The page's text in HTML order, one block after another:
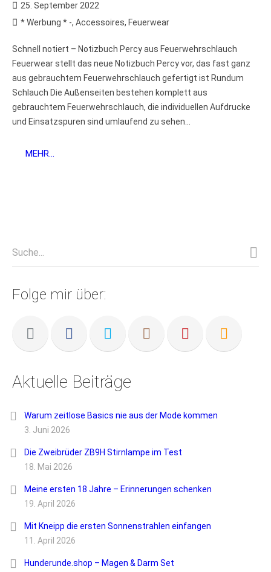
25. September 2022
* Werbung * -, Accessoires, Feuerwear
Schnell notiert – Notizbuch Percy aus Feuerwehrschlauch
Feuerwear stellt das neue Notizbuch Percy vor, das fast ganz
aus gebrauchtem Feuerwehrschlauch gefertigt ist Rundum
Schlauch Die Außenseiten bestehen komplett aus
gebrauchtem Feuerwehrschlauch, die individuellen Aufdrucke
und Einsatzspuren sind umlaufend zu sehen...
MEHR...
Folge mir über:
Aktuelle Beiträge
Warum zeitlose Basics nie aus der Mode kommen
3. Juni 2026
Die Zweibrüder ZB9H Stirnlampe im Test
18. Mai 2026
Meine ersten 18 Jahre – Erinnerungen schenken
19. April 2026
Mit Kneipp die ersten Sonnenstrahlen einfangen
11. April 2026
Hunderunde.shop – Magen & Darm Set